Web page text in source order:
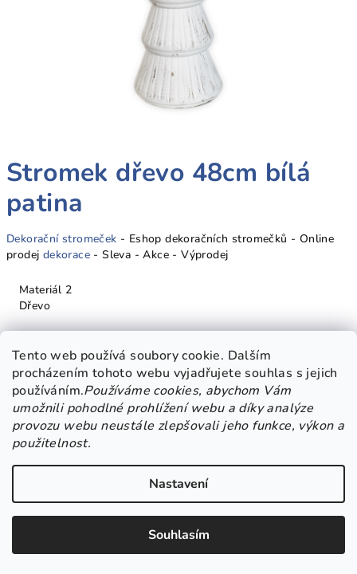
Tento web používá soubory cookie. Dalším
procházením tohoto webu vyjadřujete souhlas s jejich
používáním.Používáme cookies, abychom Vám
umožnili pohodlné prohlížení webu a díky analýze
provozu webu neustále zlepšovali jeho funkce, výkon a
použitelnost.
Nastavení
Souhlasím
Stromek dřevo 48cm bílá
patina
Dekorační stromeček - Eshop dekoračních stromečků - Online
prodej dekorace - Sleva - Akce - Výprodej
Materiál 2
Dřevo